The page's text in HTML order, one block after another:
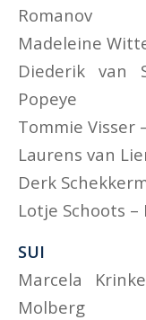
Romanov
Madeleine
Diederik van
Popeye
Tommie Visser
Laurens van
Derk
Lotje Schoots
SUI
Marcela
Molberg